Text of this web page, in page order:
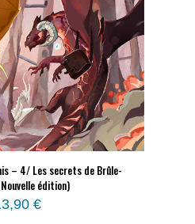
– 4/ Les secrets de Brûle-
édition)
€